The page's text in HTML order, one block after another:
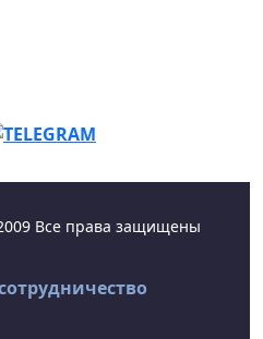
Все права защищены